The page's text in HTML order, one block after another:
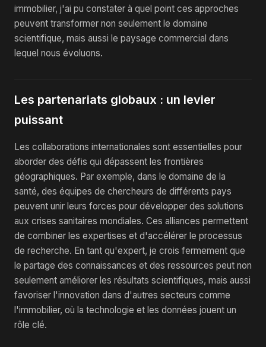
immobilier, j'ai pu constater à quel point ces approches
peuvent transformer non seulement le domaine
scientifique, mais aussi le paysage commercial dans
lequel nous évoluons.
Les partenariats globaux : un levier
puissant
Les collaborations internationales sont essentielles pour
aborder des défis qui dépassent les frontières
géographiques. Par exemple, dans le domaine de la
santé, des équipes de chercheurs de différents pays
peuvent unir leurs forces pour développer des solutions
aux crises sanitaires mondiales. Ces alliances permettent
de combiner les expertises et d'accélérer le processus
de recherche. En tant qu'expert, je crois fermement que
le partage des connaissances et des ressources peut non
seulement améliorer les résultats scientifiques, mais aussi
favoriser l'innovation dans d'autres secteurs comme
l'immobilier, où la technologie et les données jouent un
rôle clé.